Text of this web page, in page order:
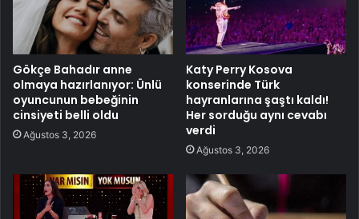
Gökçe Bahadır anne
olmaya hazırlanıyor: Ünlü
oyuncunun bebeğinin
cinsiyeti belli oldu
Ağustos 3, 2026
Katy Perry Kosova
konserinde Türk
hayranlarına şaştı kaldı!
Her sorduğu aynı cevabı
verdi
Ağustos 3, 2026